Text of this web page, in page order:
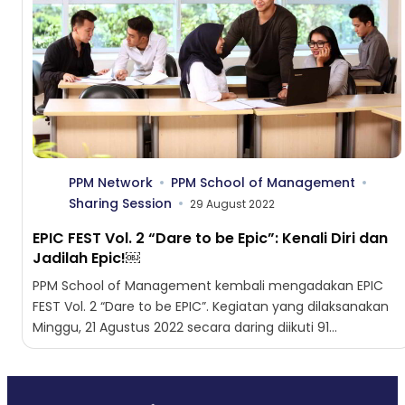
PPM Network
PPM School of Management
Sharing Session
29 August 2022
EPIC FEST Vol. 2 “Dare to be Epic”: Kenali Diri dan
Jadilah Epic!￼
PPM School of Management kembali mengadakan EPIC
FEST Vol. 2 “Dare to be EPIC”. Kegiatan yang dilaksanakan
Minggu, 21 Agustus 2022 secara daring diikuti 91...